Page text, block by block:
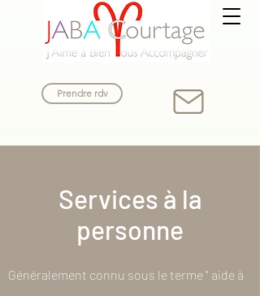
Prendre rdv
Services à la
personne
Généralement connu sous le terme " aide à